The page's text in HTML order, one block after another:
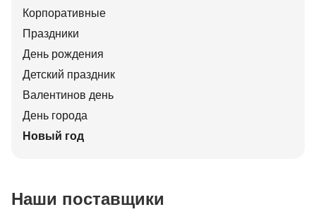
Корпоративные
Праздники
День рождения
Детский праздник
Валентинов день
День города
Новый год
Наши поставщики